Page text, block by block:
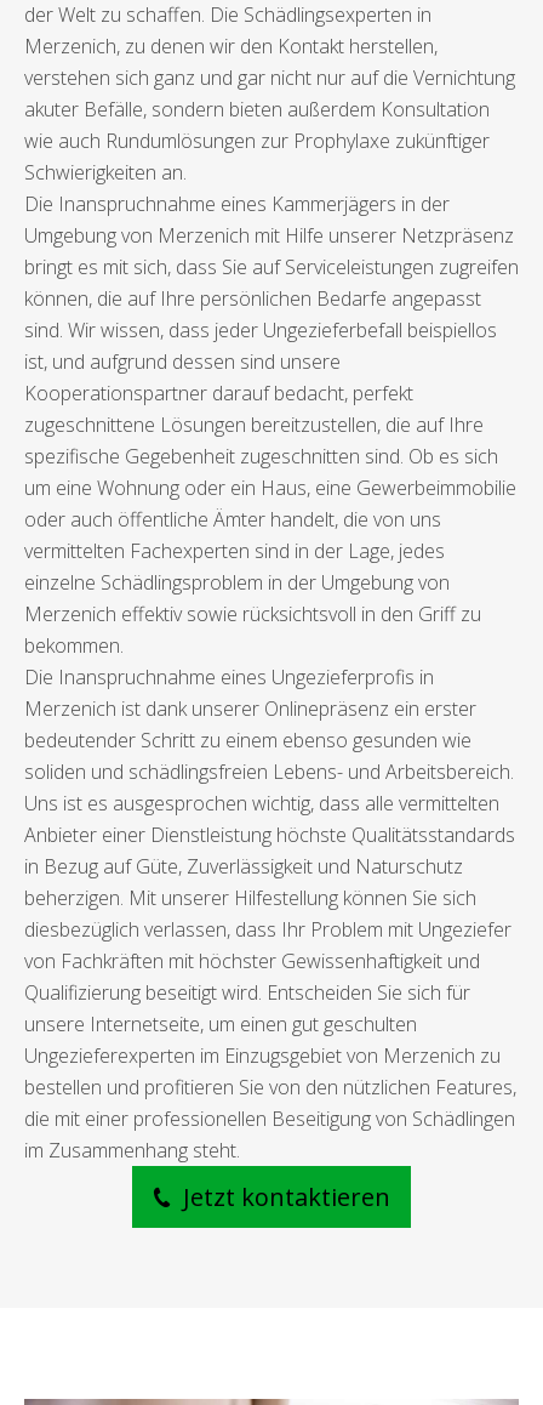
der Welt zu schaffen. Die Schädlingsexperten in
Merzenich, zu denen wir den Kontakt herstellen,
verstehen sich ganz und gar nicht nur auf die Vernichtung
akuter Befälle, sondern bieten außerdem Konsultation
wie auch Rundumlösungen zur Prophylaxe zukünftiger
Schwierigkeiten an.
Die Inanspruchnahme eines Kammerjägers in der
Umgebung von Merzenich mit Hilfe unserer Netzpräsenz
bringt es mit sich, dass Sie auf Serviceleistungen zugreifen
können, die auf Ihre persönlichen Bedarfe angepasst
sind. Wir wissen, dass jeder Ungezieferbefall beispiellos
ist, und aufgrund dessen sind unsere
Kooperationspartner darauf bedacht, perfekt
zugeschnittene Lösungen bereitzustellen, die auf Ihre
spezifische Gegebenheit zugeschnitten sind. Ob es sich
um eine Wohnung oder ein Haus, eine Gewerbeimmobilie
oder auch öffentliche Ämter handelt, die von uns
vermittelten Fachexperten sind in der Lage, jedes
einzelne Schädlingsproblem in der Umgebung von
Merzenich effektiv sowie rücksichtsvoll in den Griff zu
bekommen.
Die Inanspruchnahme eines Ungezieferprofis in
Merzenich ist dank unserer Onlinepräsenz ein erster
bedeutender Schritt zu einem ebenso gesunden wie
soliden und schädlingsfreien Lebens- und Arbeitsbereich.
Uns ist es ausgesprochen wichtig, dass alle vermittelten
Anbieter einer Dienstleistung höchste Qualitätsstandards
in Bezug auf Güte, Zuverlässigkeit und Naturschutz
beherzigen. Mit unserer Hilfestellung können Sie sich
diesbezüglich verlassen, dass Ihr Problem mit Ungeziefer
von Fachkräften mit höchster Gewissenhaftigkeit und
Qualifizierung beseitigt wird. Entscheiden Sie sich für
unsere Internetseite, um einen gut geschulten
Ungezieferexperten im Einzugsgebiet von Merzenich zu
bestellen und profitieren Sie von den nützlichen Features,
die mit einer professionellen Beseitigung von Schädlingen
im Zusammenhang steht.
Jetzt kontaktieren